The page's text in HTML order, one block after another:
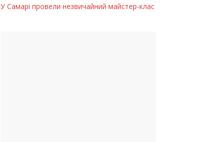
У Самарі провели незвичайний майстер-клас